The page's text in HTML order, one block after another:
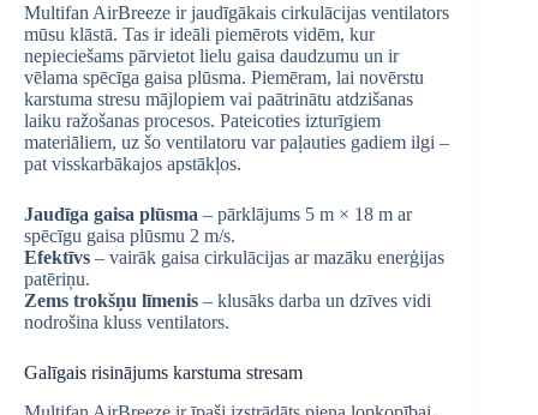
Multifan AirBreeze ir jaudīgākais cirkulācijas ventilators
mūsu klāstā. Tas ir ideāli piemērots vidēm, kur
nepieciešams pārvietot lielu gaisa daudzumu un ir
vēlama spēcīga gaisa plūsma. Piemēram, lai novērstu
karstuma stresu mājlopiem vai paātrinātu atdzišanas
laiku ražošanas procesos. Pateicoties izturīgiem
materiāliem, uz šo ventilatoru var paļauties gadiem ilgi –
pat visskarbākajos apstākļos.
Jaudīga gaisa plūsma – pārklājums 5 m × 18 m ar
spēcīgu gaisa plūsmu 2 m/s.
Efektīvs – vairāk gaisa cirkulācijas ar mazāku enerģijas
patēriņu.
Zems trokšņu līmenis – klusāks darba un dzīves vidi
nodrošina kluss ventilators.
Galīgais risinājums karstuma stresam